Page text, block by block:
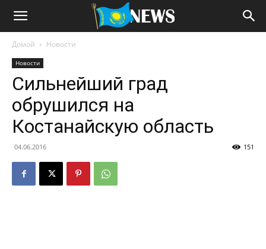
Домой Новости
Новости
Сильнейший град
обрушился на
Костанайскую область
04.06.2016 151